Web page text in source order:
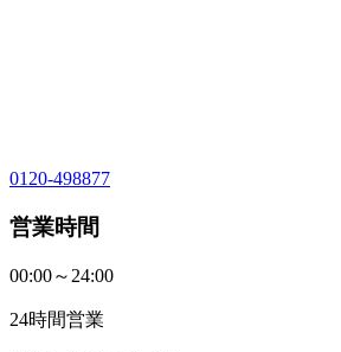
0120-498877
営業時間
00:00～24:00
24時間営業